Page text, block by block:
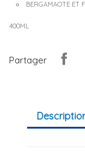
BERGAMAOTE ET
400ML
Partager